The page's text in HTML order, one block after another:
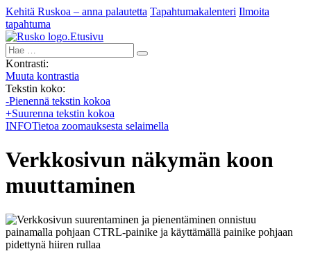
Kehitä Ruskoa – anna palautetta Tapahtumakalenteri Ilmoita
tapahtuma
Etusivu
Hae:
Kontrasti:
Muuta kontrastia
Tekstin koko:
-Pienennä tekstin kokoa
+Suurenna tekstin kokoa
INFOTietoa zoomauksesta selaimella
Verkkosivun näkymän koon
muuttaminen